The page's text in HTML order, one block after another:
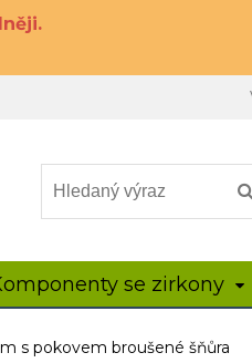
se zirkony
s pokovem broušené šňůra